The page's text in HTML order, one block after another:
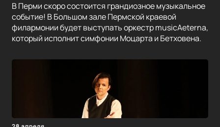
В Перми скоро состоится грандиозное музыкальное
событие! В Большом зале Пермской краевой
филармонии будет выступать оркестр musicAeterna,
который исполнит симфонии Моцарта и Бетховена.